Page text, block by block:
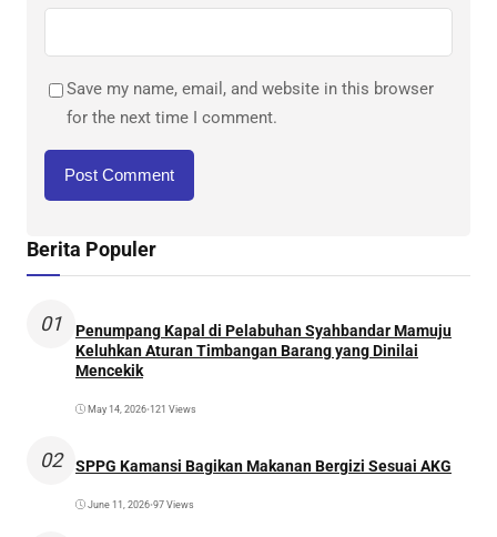
Save my name, email, and website in this browser
for the next time I comment.
Berita Populer
01
Penumpang Kapal di Pelabuhan Syahbandar Mamuju
Keluhkan Aturan Timbangan Barang yang Dinilai
Mencekik
May 14, 2026•121 Views
02 SPPG Kamansi Bagikan Makanan Bergizi Sesuai AKG
June 11, 2026•97 Views